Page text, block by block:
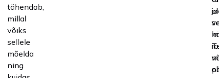
tähendab,
millal
võiks
sellele
mõelda
ning
ja